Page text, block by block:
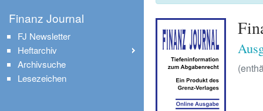
Finanz Journal
FJ Newsletter
Heftarchiv
Archivsuche
Lesezeichen